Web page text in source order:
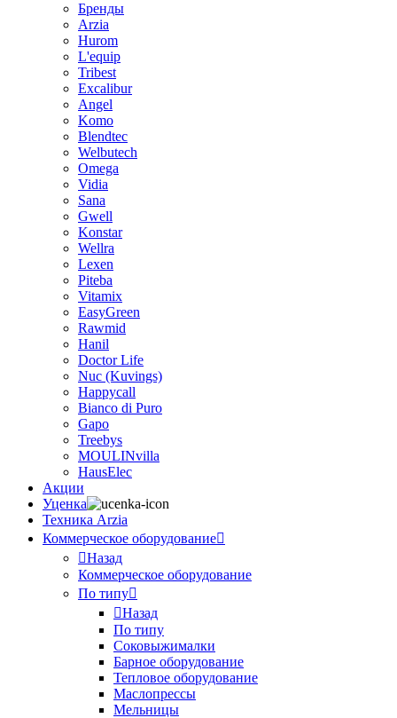
Бренды
Arzia
Hurom
L'equip
Tribest
Excalibur
Angel
Komo
Blendtec
Welbutech
Omega
Vidia
Sana
Gwell
Konstar
Wellra
Lexen
Piteba
Vitamix
EasyGreen
Rawmid
Hanil
Doctor Life
Nuc (Kuvings)
Happycall
Bianco di Puro
Gapo
Treebys
MOULINvilla
HausElec
Акции
Уценка
Техника Arzia
Коммерческое оборудование
Назад
Коммерческое оборудование
По типу
Назад
По типу
Соковыжималки
Барное оборудование
Тепловое оборудование
Маслопрессы
Мельницы